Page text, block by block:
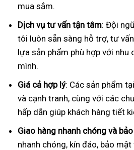
mua sắm.
Dịch vụ tư vấn tận tâm: Đội
tôi luôn sẵn sàng hỗ trợ, tư
lựa sản phẩm phù hợp với nhu
mình.
Giá cả hợp lý: Các sản phẩm
và cạnh tranh, cùng với các
hấp dẫn giúp khách hàng tiết
Giao hàng nhanh chóng và
nhanh chóng, kín đáo, bảo